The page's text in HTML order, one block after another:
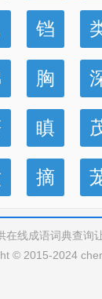
铛
胸
瞋
摘
在线成语词典查询
© 2015-2024